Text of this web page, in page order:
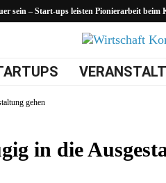
sein – Start-ups leisten Pionierarbeit beim
gehen
in die